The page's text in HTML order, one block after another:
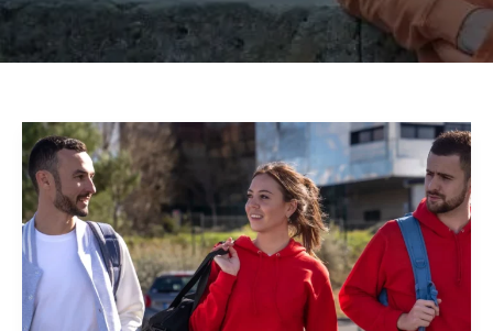
7
étapes
à
suivre
pour
organiser